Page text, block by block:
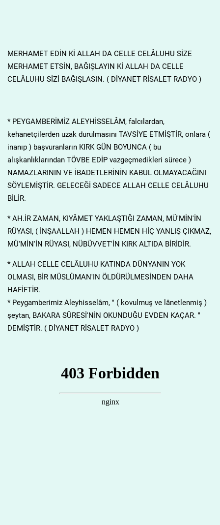
MERHAMET EDİN Kİ ALLAH DA CELLE CELÂLUHU SİZE
MERHAMET ETSİN, BAĞIŞLAYIN Kİ ALLAH DA CELLE
CELÂLUHU SİZİ BAĞIŞLASIN. ( DİYANET RİSALET RADYO )
* PEYGAMBERİMİZ ALEYHİSSELÂM, falcılardan,
kehanetçilerden uzak durulmasını TAVSİYE ETMİŞTİR, onlara (
inanıp ) başvuranların KIRK GÜN BOYUNCA ( bu
alışkanlıklarından TÖVBE EDİP vazgeçmedikleri sürece )
NAMAZLARININ VE İBADETLERİNİN KABUL OLMAYACAĞINI
SÖYLEMİŞTİR. GELECEĞİ SADECE ALLAH CELLE CELÂLUHU
BİLİR.
* AH.İR ZAMAN, KIYÂMET YAKLAŞTIĞI ZAMAN, MÜ'MİN'İN
RÜYASI, ( İNŞAALLAH ) HEMEN HEMEN HİÇ YANLIŞ ÇIKMAZ,
MÜ'MİN'İN RÜYASI, NÜBÜVVET'İN KIRK ALTIDA BİRİDİR.
* ALLAH CELLE CELÂLUHU KATINDA DÜNYANIN YOK
OLMASI, BİR MÜSLÜMAN'IN ÖLDÜRÜLMESİNDEN DAHA
HAFİFTİR.
* Peygamberimiz Aleyhisselâm, " ( kovulmuş ve lânetlenmiş )
şeytan, BAKARA SÛRESİ'NİN OKUNDUĞU EVDEN KAÇAR. "
DEMİŞTİR. ( DİYANET RİSALET RADYO )